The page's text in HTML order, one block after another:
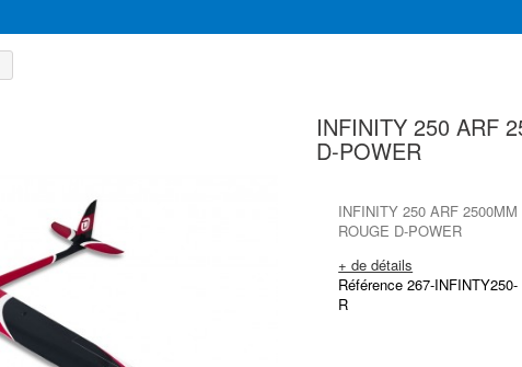
INFINITY 250 ARF
D-POWER
INFINITY 250 ARF 2500MM
ROUGE D-POWER
+ de détails
Référence 267-INFINTY250-
R